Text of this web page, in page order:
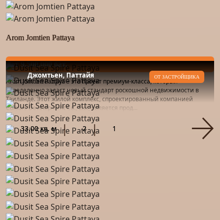
Arom Jomtien Pattaya
от 9.500.000 бат.
Arom Jomtien Pattaya – это проект премиум-класса, который
определенно задаст новый стандарт роскошной недвижимости в
Таиланде. Этот жилой комплекс, спроектированный компанией
Colours Development Co., Ltd., является прод...
33.00 кв. м 2 1
Джомтьен, Паттайя ОТ ЗАСТРОЙЩИКА